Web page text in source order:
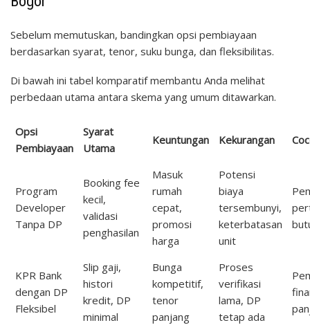
Sebelum memutuskan, bandingkan opsi pembiayaan
berdasarkan syarat, tenor, suku bunga, dan fleksibilitas.
Di bawah ini tabel komparatif membantu Anda melihat
perbedaan utama antara skema yang umum ditawarkan.
Opsi
Pembiayaan
Syarat
Utama
Keuntungan Kekurangan
Program
Developer
Tanpa DP
Booking fee
kecil,
validasi
penghasilan
Masuk
rumah
cepat,
promosi
harga
Potensi
biaya
tersembunyi,
keterbatasan
unit
KPR Bank
dengan DP
Fleksibel
Slip gaji,
histori
kredit, DP
minimal
Bunga
kompetitif,
tenor
panjang
Proses
verifikasi
lama, DP
tetap ada